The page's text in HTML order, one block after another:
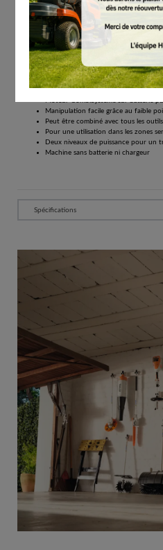
319.00
Éco-participation incluse.
Tous les prix comprennent la TVA de 21%.
Réserver
Moteur CombiSystème sur batterie KMA 80
régime réglable
Moteur CombiSystème sur batterie
Manipulation facile grâce au faible
Peut être combiné avec tous les
Pour une utilisation dans les zones
Deux niveaux de puissance pour un
Machine sans batterie ni chargeur